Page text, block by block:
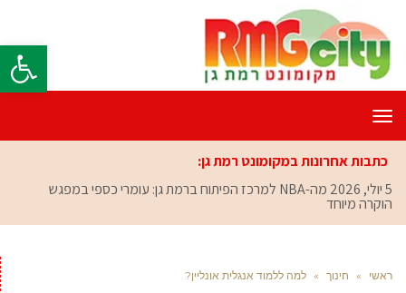
פתח
תפריט
כתבות אחרונות במקומונט רמת גן:
5 יולי, 2026
מה-NBA למרכז הפיתוח ברמת גן: עומרי כספי במפגש
הוקרה מיוחד
ראשי » חינוך » למה ללמוד אנגלית אונליין?